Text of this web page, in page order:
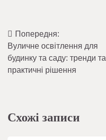
Навігація
записів
Попередня:
Вуличне освітлення для
будинку та саду: тренди та
практичні рішення
Схожі записи